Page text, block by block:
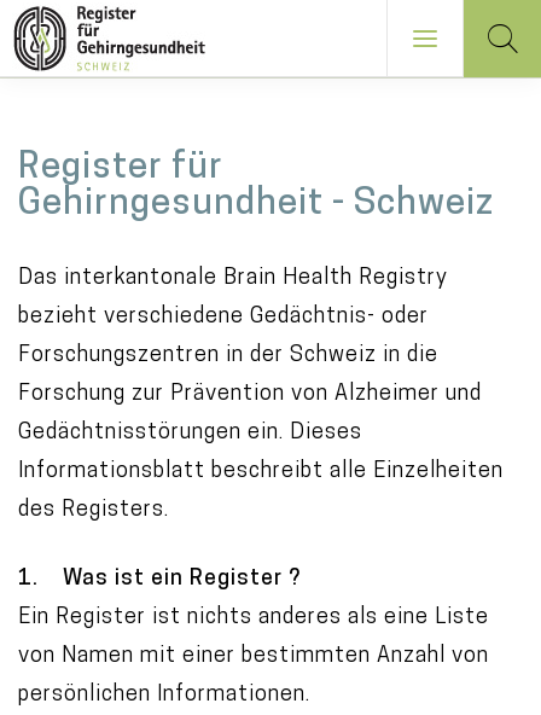
Inhalt
a
i
c
o
n
t
e
n
t
Register für
Gehirngesundheit - Schweiz
Das interkantonale Brain Health Registry
bezieht verschiedene Gedächtnis- oder
Forschungszentren in der Schweiz in die
Forschung zur Prävention von Alzheimer und
Gedächtnisstörungen ein. Dieses
Informationsblatt beschreibt alle Einzelheiten
des Registers.
1. Was ist ein Register ?
Ein Register ist nichts anderes als eine Liste
von Namen mit einer bestimmten Anzahl von
persönlichen Informationen.